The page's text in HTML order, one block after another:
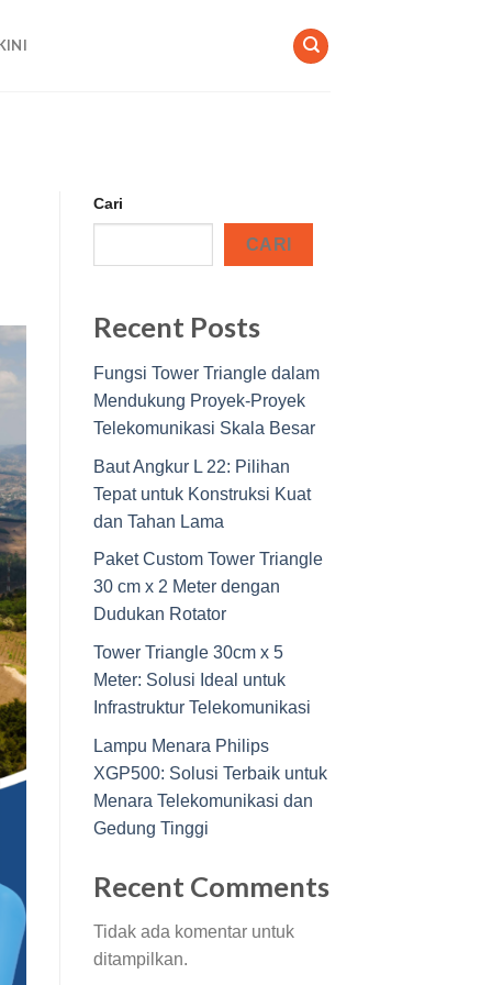
Cari
CARI
Recent Posts
Fungsi Tower Triangle dalam
Mendukung Proyek-Proyek
Telekomunikasi Skala Besar
Baut Angkur L 22: Pilihan
Tepat untuk Konstruksi Kuat
dan Tahan Lama
Paket Custom Tower Triangle
30 cm x 2 Meter dengan
Dudukan Rotator
Tower Triangle 30cm x 5
Meter: Solusi Ideal untuk
Infrastruktur Telekomunikasi
Lampu Menara Philips
XGP500: Solusi Terbaik untuk
Menara Telekomunikasi dan
Gedung Tinggi
Recent Comments
Tidak ada komentar untuk
ditampilkan.